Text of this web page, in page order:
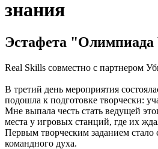
знания
Эстафета "Олимпиада
Real Skills совместно с партнером
В третий день мероприятия
подошла к подготовке творчески:
Мне выпала честь стать ведущей
места у игровых станций, где их
Первым творческим заданием стало
командного духа.